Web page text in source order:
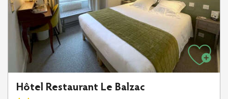
Hôtel Restaurant Le Balzac